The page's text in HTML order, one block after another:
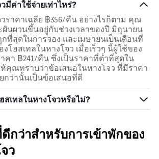
มีค่าใช้จ่ายเท่าไหร่?
ราคาเฉลี่ย ฿356/คืน อย่างไรก็ตาม คุณ
ผันผวนขึ้นอยู่กับช่วงเวลาของปี มิถุนายน
ที่สุดในการจอง และเมษายนเป็นเดือนที่
โฮสเทลในหางโจว เมื่อเร็วๆ นี้ผู้ใช้ของ
คา ฿241/คืน ซึ่งเป็นราคาที่ต่ำที่สุดใน
คุณทราบว่าข้อเสนอในหางโจว ที่มีราคา
กว่านั้นเป็นข้อเสนอที่ดี
สเทลในหางโจวหรือไม่?
กว่าสำหรับการเข้าพักของ
ว